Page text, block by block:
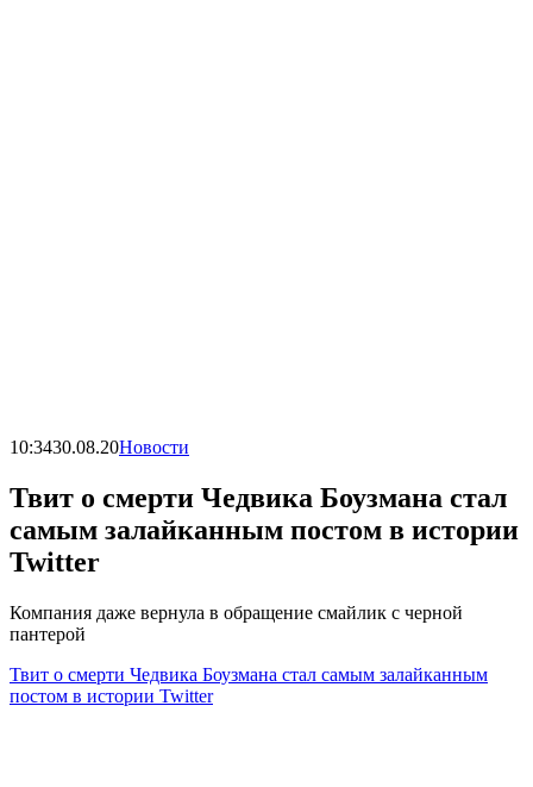
10:3430.08.20Новости
Твит о смерти Чедвика Боузмана стал
самым залайканным постом в истории
Twitter
Компания даже вернула в обращение смайлик с черной
пантерой
Твит о смерти Чедвика Боузмана стал самым залайканным
постом в истории Twitter